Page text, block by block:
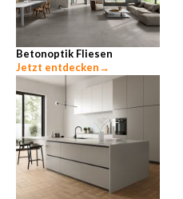
Betonoptik Fliesen
Jetzt entdecken→